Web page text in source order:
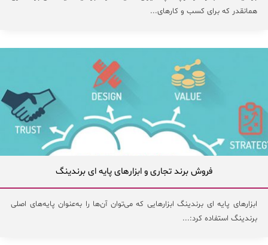
همانقدر که برای کسب و کارهای...
فروش برند تجاری و ابزارهای پایه ای برندینگ
ابزارهای پایه ای برندینگ ابزارهایی که می‌توان آن‌ها را به‌عنوان پایه‌های اصلی
برندینگ استفاده کرد:...